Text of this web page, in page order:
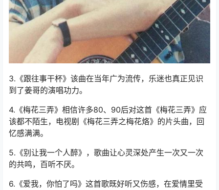
3.《跟往事干杯》该曲在当年广为流传，乐迷也真正见识
到了姜哥的演唱功力。
4.《梅花三弄》相信许多80、90后对这首《梅花三弄》应
该都不陌生，电视剧《梅花三弄之梅花烙》的片头曲，回
忆感满满。
5.《别让我一个人醉》，歌曲让心灵深处产生一次又一次
的共鸣，百听不厌。
6.《爱我，你怕了吗》这首歌既好听又伤感，在爱情里受